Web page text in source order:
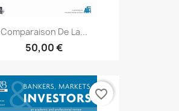
Comparaison De La...
50,00 €
favorite_border